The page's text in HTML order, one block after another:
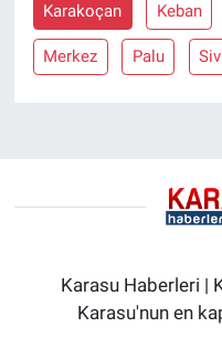
Karakoçan Keban
Merkez Palu
Karasu Haberleri |
Karasu'nun en